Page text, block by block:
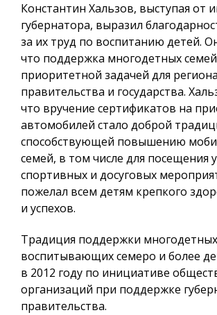
Константин Хальзов, выступая от
губернатора, выразил
за их труд по воспитанию детей.
что поддержка многодетных семей
приоритетной задачей для
правительства и государства.
что вручение сертификатов на
автомобилей стало доброй
способствующей повышению
семей, в том числе для посещения
спортивных и досуговых
пожелал всем детям крепкого
и успехов.
Традиция поддержки
воспитывающих семеро и более
в 2012 году по инициативе
организаций при поддержке
правительства.